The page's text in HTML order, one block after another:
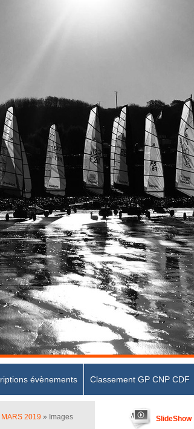
évènements Classement GP CNP CDF
2019 » Images
SlideShow